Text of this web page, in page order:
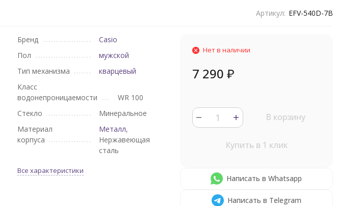
Артикул: EFV-540D-7B
Бренд
Casio
Пол
мужской
Тип механизма
кварцевый
Класс
водонепроницаемости
WR 100
Стекло
Минеральное
Материал
корпуса
Металл,
Нержавеющая
сталь
Все характеристики
Нет в наличии
7 290 ₽
В корзину
Купить в 1 клик
Написать в Whatsapp
Написать в Telegram